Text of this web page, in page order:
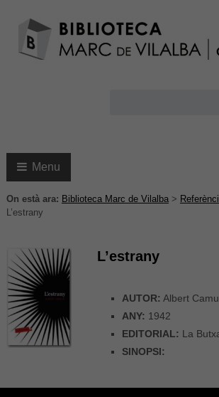
Menu
On està ara: Biblioteca Marc de Vilalba>
L’estrany
L’estrany
AUTOR: Albert
ANY: 1942
EDITORIAL: La
SINOPSI: